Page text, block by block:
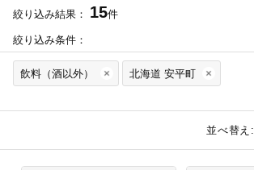
絞り込み結果： 15件
絞り込み条件：
飲料（酒以外） 北海道 安平町
並べ替え: